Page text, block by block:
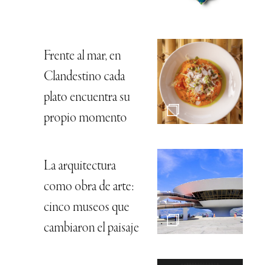
Frente al mar, en
Clandestino cada
plato encuentra su
propio momento
La arquitectura
como obra de arte:
cinco museos que
cambiaron el paisaje